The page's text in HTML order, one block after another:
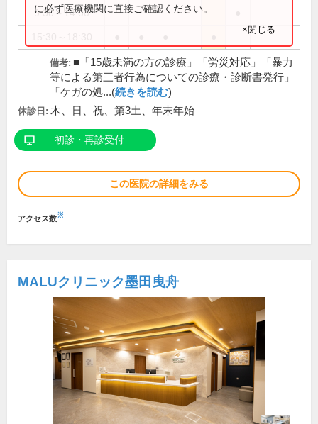
9:30～14:00
に必ず医療機関に直接ご確認ください。
×閉じる
備考: ■「15歳未満の方の診療」「労災対応」「暴力
等による第三者行為についての診療・診断書発行」
「ケガの処...(続きを読む)
休診日: 木、日、祝、第3土、年末年始
初診・再診受付
この医院の詳細をみる
アクセス数※
MALUクリニック墨田曳舟